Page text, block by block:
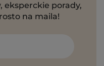
eksperckie porady,
na maila!